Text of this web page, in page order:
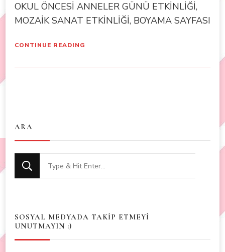
OKUL ÖNCESİ ANNELER GÜNÜ ETKİNLİĞİ,
MOZAİK SANAT ETKİNLİĞİ, BOYAMA SAYFASI
CONTINUE READING
ARA
Looking
for
SOSYAL MEDYADA TAKİP ETMEYİ
UNUTMAYIN :)